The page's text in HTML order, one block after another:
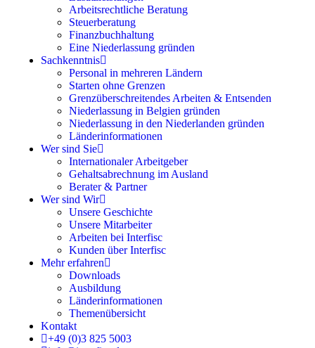
Arbeitsrechtliche Beratung
Steuerberatung
Finanzbuchhaltung
Eine Niederlassung gründen
Sachkenntnis
Personal in mehreren Ländern
Starten ohne Grenzen
Grenzüberschreitendes Arbeiten & Entsenden
Niederlassung in Belgien gründen
Niederlassung in den Niederlanden gründen
Länderinformationen
Wer sind Sie
Internationaler Arbeitgeber
Gehaltsabrechnung im Ausland
Berater & Partner
Wer sind Wir
Unsere Geschichte
Unsere Mitarbeiter
Arbeiten bei Interfisc
Kunden über Interfisc
Mehr erfahren
Downloads
Ausbildung
Länderinformationen
Themenübersicht
Kontakt
+49 (0)3 825 5003